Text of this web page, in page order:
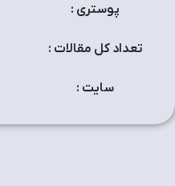
پوستری :
تعداد کل مقالات :
سایت :